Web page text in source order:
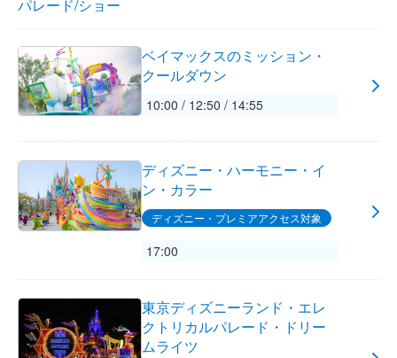
パレード/ショー
ベイマックスのミッション・
クールダウン
10:00 / 12:50 / 14:55
ディズニー・ハーモニー・イ
ン・カラー
ディズニー・プレミアアクセス対象
17:00
東京ディズニーランド・エレ
クトリカルパレード・ドリー
ムライツ